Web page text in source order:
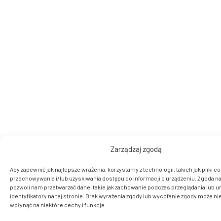
Zarządzaj zgodą
Aby zapewnić jak najlepsze wrażenia, korzystamy z technologii, takich jak pliki
przechowywania i/lub uzyskiwania dostępu do informacji o urządzeniu. Zgoda
pozwoli nam przetwarzać dane, takie jak zachowanie podczas przeglądania lub
identyfikatory na tej stronie. Brak wyrażenia zgody lub wycofanie zgody może
wpłynąć na niektóre cechy i funkcje.